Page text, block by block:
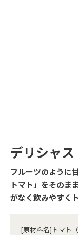
デリシャ
フルーツのように
トマト」をそのま
がなく飲みやすく
[原材料名]トマト